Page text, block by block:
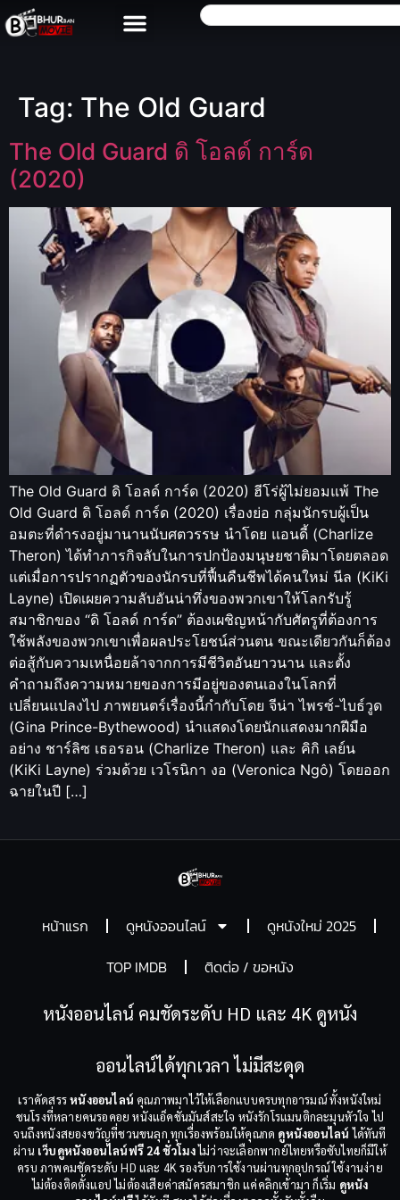
Tag: The Old Guard
The Old Guard ดิ โอลด์ การ์ด
(2020)
The Old Guard ดิ โอลด์ การ์ด (2020) ฮีโร่ผู้ไม่ยอมแพ้ The
Old Guard ดิ โอลด์ การ์ด (2020) เรื่องย่อ กลุ่มนักรบผู้เป็น
อมตะที่ดำรงอยู่มานานนับศตวรรษ นำโดย แอนดี้ (Charlize
Theron) ได้ทำภารกิจลับในการปกป้องมนุษยชาติมาโดยตลอด
แต่เมื่อการปรากฏตัวของนักรบที่ฟื้นคืนชีพได้คนใหม่ นีล (KiKi
Layne) เปิดเผยความลับอันน่าทึ่งของพวกเขาให้โลกรับรู้
สมาชิกของ “ดิ โอลด์ การ์ด” ต้องเผชิญหน้ากับศัตรูที่ต้องการ
ใช้พลังของพวกเขาเพื่อผลประโยชน์ส่วนตน ขณะเดียวกันก็ต้อง
ต่อสู้กับความเหนื่อยล้าจากการมีชีวิตอันยาวนาน และตั้ง
คำถามถึงความหมายของการมีอยู่ของตนเองในโลกที่
เปลี่ยนแปลงไป ภาพยนตร์เรื่องนี้กำกับโดย จีน่า ไพรซ์-ไบธ์วูด
(Gina Prince-Bythewood) นำแสดงโดยนักแสดงมากฝีมือ
อย่าง ชาร์ลิซ เธอรอน (Charlize Theron) และ คิกิ เลย์น
(KiKi Layne) ร่วมด้วย เวโรนิกา งอ (Veronica Ngô) โดยออก
ฉายในปี […]
หน้าแรก ดูหนังออนไลน์
ดูหนังใหม่ 2025
TOP IMDB
ติดต่อ / ขอหนัง
หนังออนไลน์ คมชัดระดับ HD และ 4K ดูหนัง
ออนไลน์ได้ทุกเวลา ไม่มีสะดุด
เราคัดสรรหนังออนไลน์ คุณภาพมาไว้ให้เลือกแบบครบทุกอารมณ์ ทั้งหนังใหม่
ชนโรงที่หลายคนรอคอย หนังแอ็คชั่นมันส์สะใจ หนังรักโรแมนติกละมุนหัวใจ ไป
จนถึงหนังสยองขวัญที่ชวนขนลุก ทุกเรื่องพร้อมให้คุณกด ดูหนังออนไลน์ ได้ทันที
ผ่าน เว็บดูหนังออนไลน์ฟรี 24 ชั่วโมงไม่ว่าจะเลือกพากย์ไทยหรือซับไทยก็มีให้
ครบ ภาพคมชัดระดับ HD และ 4K รองรับการใช้งานผ่านทุกอุปกรณ์ ใช้งานง่าย
ไม่ต้องติดตั้งแอป ไม่ต้องเสียค่าสมัครสมาชิก แค่คลิกเข้ามา ก็เริ่ม ดูหนัง